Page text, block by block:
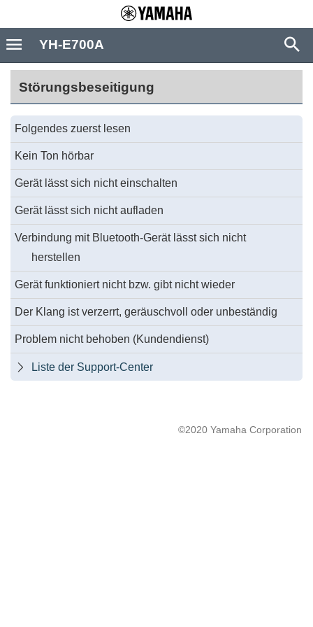
Störungsbeseitigung
Folgendes zuerst lesen
Kein Ton hörbar
Gerät lässt sich nicht einschalten
Gerät lässt sich nicht aufladen
Verbindung mit Bluetooth-Gerät lässt sich nicht
herstellen
Gerät funktioniert nicht bzw. gibt nicht wieder
Der Klang ist verzerrt, geräuschvoll oder unbeständig
Problem nicht behoben (Kundendienst)
 Liste der Support-Center
©2020 Yamaha Corporation
YH-E700A